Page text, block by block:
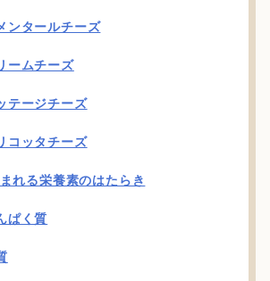
ンタールチーズ
ームチーズ
テージチーズ
コッタチーズ
れる栄養素のはたらき
ぱく質